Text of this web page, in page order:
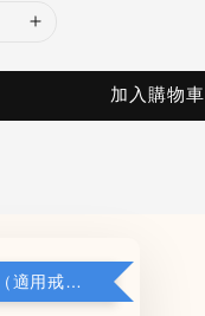
加入購物車
加購小禮盒（適用戒指/項鍊/耳環）5*8*2.8